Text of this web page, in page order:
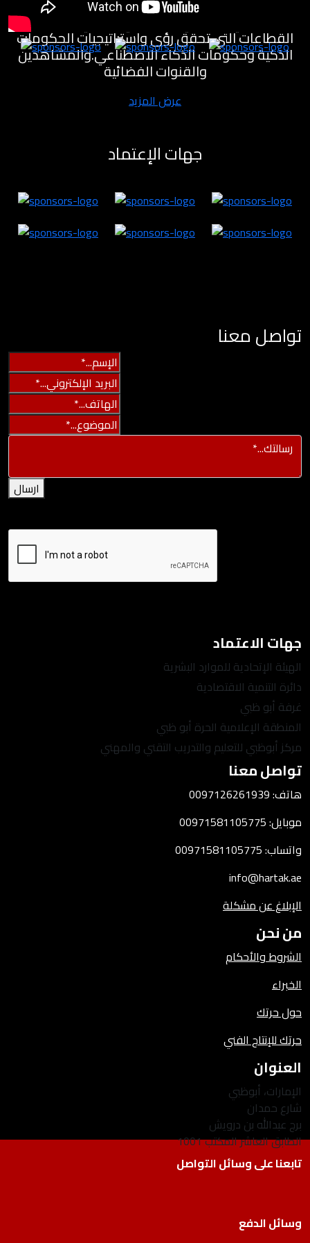
والصناعي والصحي والسياحي والفني وغيره من
القطاعات التي تحقق رؤى واستراتيجيات الحكومات
الذكية وحكومات الذكاء الاصطناعي.والمشاهدين
والقنوات الفضائية
عرض المزيد
جهات الإعتماد
تواصل معنا
ارسال
جهات الاعتماد
الهيئة الإتحادية للموارد البشرية
دائرة التنمية الاقتصادية
غرفة أبو ظبي
المنطقة الإعلامية الحرة أبو ظبي
مركز أبوظبي للتعليم والتدريب التقني والمهني
تواصل معنا
هاتف: 0097126261939
موبايل: 00971581105775
واتساب: 00971581105775
info@hartak.ae
الإبلاغ عن مشكلة
من نحن
الشروط والأحكام
الخبراء
حول حرتك
حرتك للإنتاج الفني
العنوان
الإمارات، أبوظبي
شارع حمدان
برج عبدالله بن درويش
الطابق العاشر المكتب 1001
تابعنا على وسائل التواصل
وسائل الدفع